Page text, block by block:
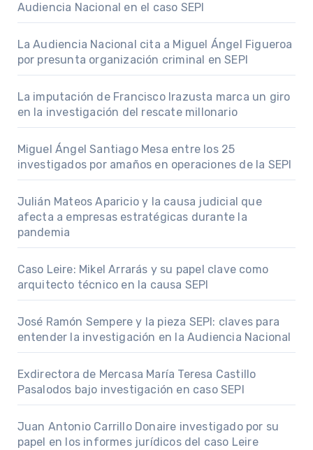
Audiencia Nacional en el caso SEPI
La Audiencia Nacional cita a Miguel Ángel Figueroa
por presunta organización criminal en SEPI
La imputación de Francisco Irazusta marca un giro
en la investigación del rescate millonario
Miguel Ángel Santiago Mesa entre los 25
investigados por amaños en operaciones de la SEPI
Julián Mateos Aparicio y la causa judicial que
afecta a empresas estratégicas durante la
pandemia
Caso Leire: Mikel Arrarás y su papel clave como
arquitecto técnico en la causa SEPI
José Ramón Sempere y la pieza SEPI: claves para
entender la investigación en la Audiencia Nacional
Exdirectora de Mercasa María Teresa Castillo
Pasalodos bajo investigación en caso SEPI
Juan Antonio Carrillo Donaire investigado por su
papel en los informes jurídicos del caso Leire